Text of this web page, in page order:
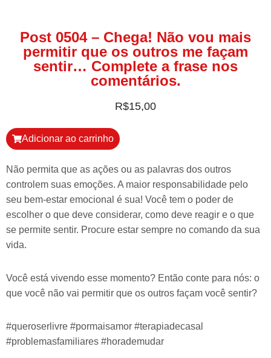
Post 0504 – Chega! Não vou mais
permitir que os outros me façam
sentir… Complete a frase nos
comentários.
R$15,00
Adicionar ao carrinho
Não permita que as ações ou as palavras dos outros
controlem suas emoções. A maior responsabilidade pelo
seu bem-estar emocional é sua! Você tem o poder de
escolher o que deve considerar, como deve reagir e o que
se permite sentir. Procure estar sempre no comando da sua
vida.
Você está vivendo esse momento? Então conte para nós: o
que você não vai permitir que os outros façam você sentir?
#queroserlivre #pormaisamor #terapiadecasal
#problemasfamiliares #horademudar